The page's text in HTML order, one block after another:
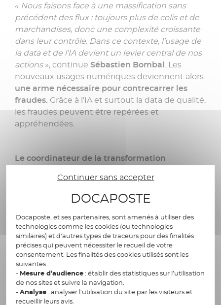
« Nous faisons face à une massification sans
précédent des flux : toujours plus de colis et de
marchandises, donc une complexité croissante
dans leur contrôle. Dans ce contexte, l’usage de
la data et de l’IA devient un levier central de nos
actions », continue Sébastien Bombal. Les
nouveaux usages numériques deviennent alors
une arme nécessaire pour contrecarrer les
fraudes. Grâce à l’IA et surtout la data de qualité,
les fraudes peuvent être repérées et
appréhendées.
Le coordinateur de la transformation
l’importance de maîtriser l’intégration du
numérique dans ces processus:« ces
technologies ne servent pas seulement à
automatiser, mais à trier, hiérarchiser et analyser
des volumes de données qui dépassent
désormais les capacités humaines. Elles
permettent de concentrer les efforts sur les
points réellement sensibles et d’améliorer la
qualité du ciblage pour maintenir un haut
niveau de maîtrise malgré l’explosion des flux.
L'intégration de l’IA dans les systèmes
Continuer sans accepter
DOCAPOSTE
Docaposte, et ses partenaires, sont amenés à utiliser des
technologies comme les cookies (ou technologies
similaires) et d’autres types de traceurs pour des finalités
précises qui peuvent nécessiter le recueil de votre
consentement. Les finalités des cookies utilisés sont les
suivantes :
- Mesure d’audience: établir des statistiques sur l’utilisation
de nos sites et suivre la navigation.
- Analyse: analyser l’utilisation du site par les visiteurs et
recueillir leurs avis.